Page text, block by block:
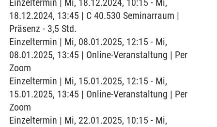
Einzeltermin | Mi, 18.12.2024, 10:15 - Mi,
18.12.2024, 13:45 | C 40.530 Seminarraum |
Präsenz - 3,5 Std.
Einzeltermin | Mi, 08.01.2025, 12:15 - Mi,
08.01.2025, 13:45 | Online-Veranstaltung | Per
Zoom
Einzeltermin | Mi, 15.01.2025, 12:15 - Mi,
15.01.2025, 13:45 | Online-Veranstaltung | Per
Zoom
Einzeltermin | Mi, 22.01.2025, 10:15 - Mi,